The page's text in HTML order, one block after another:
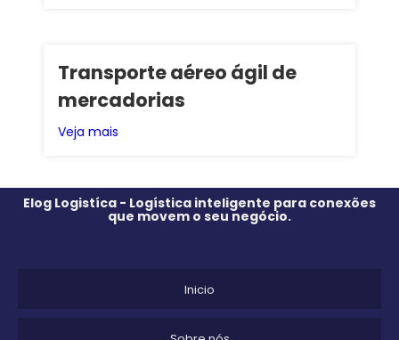
Transporte aéreo ágil de
mercadorias
Veja mais
Elog Logistíca - Logística inteligente para conexões
que movem o seu negócio.
Inicio